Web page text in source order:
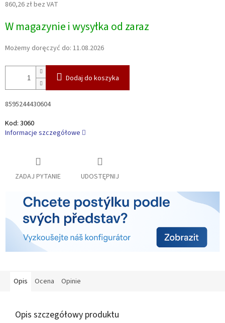
860,26 zł bez VAT
jednostkowa:
W magazynie i wysyłka od zaraz
Możemy doręczyć do: 11.08.2026
Dodaj do koszyka
8595244430604
Kod: 3060
Informacje szczegółowe
ZADAJ PYTANIE UDOSTĘPNIJ
Opis Ocena Opinie
Opis szczegółowy produktu